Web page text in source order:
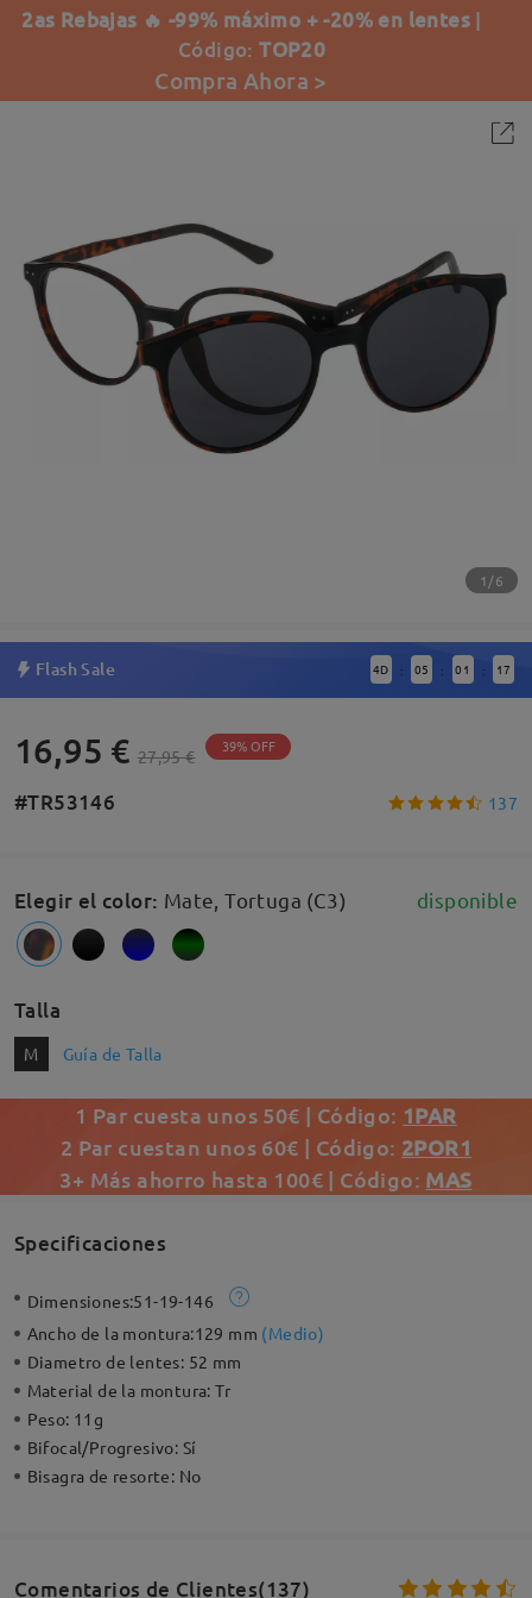
2as Rebajas 🔥 -99% máximo + -20% en lentes |
Código:TOP20
Compra Ahora >
1/6
Flash Sale 4D : 05 : 01 : 16
16,95 € 27,95 € 39% OFF
#TR53146 137
Elegir el color: Mate, Tortuga (C3) disponible
Talla
M Guía de Talla
1 Par cuesta unos 50€ | Código: 1PAR
2 Par cuestan unos 60€ | Código: 2POR1
3+ Más ahorro hasta 100€ | Código: MAS
Specificaciones
Dimensiones:51-19-146
Ancho de la montura:129 mm (Medio)
Diametro de lentes: 52 mm
Material de la montura:Tr
Peso: 11g
Bifocal/Progresivo: Sí
Bisagra de resorte: No
Comentarios de Clientes(137)